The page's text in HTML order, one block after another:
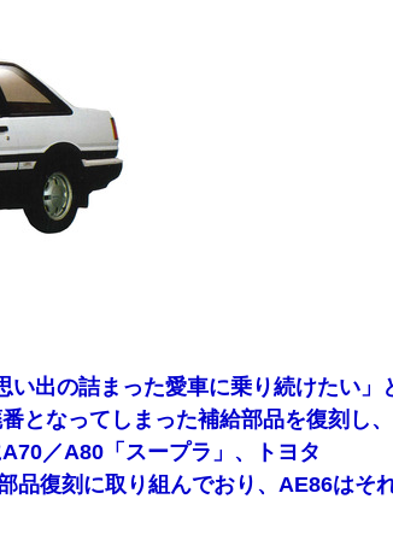
出の詰まった愛車に乗り続けたい」
となってしまった補給部品を復刻し、
／A80「スープラ」、トヨタ
品復刻に取り組んでおり、AE86はそ